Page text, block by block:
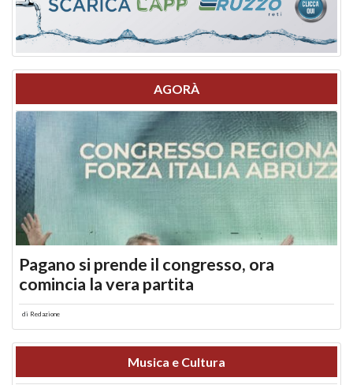
AGORÀ
Pagano si prende il congresso, ora
comincia la vera partita
di Redazione
Musica e Cultura